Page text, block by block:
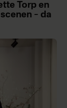
Torp en
– da